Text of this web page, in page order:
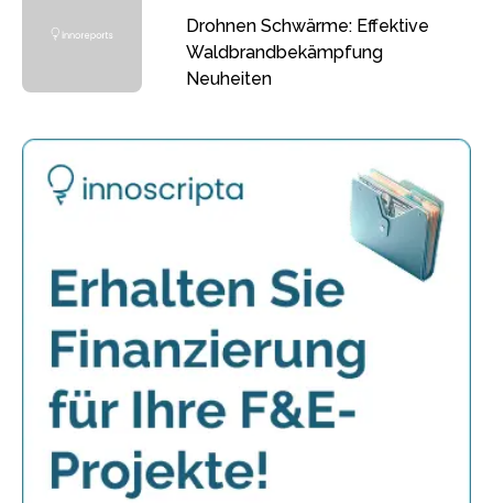
Drohnen Schwärme: Effektive
Waldbrandbekämpfung
Neuheiten